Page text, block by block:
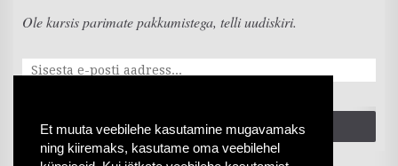
Et muuta veebilehe kasutamine mugavamaks
ning kiiremaks, kasutame oma veebilehel
Ole kursis parimate pakkumistega, telli uudiskiri.
SAADA